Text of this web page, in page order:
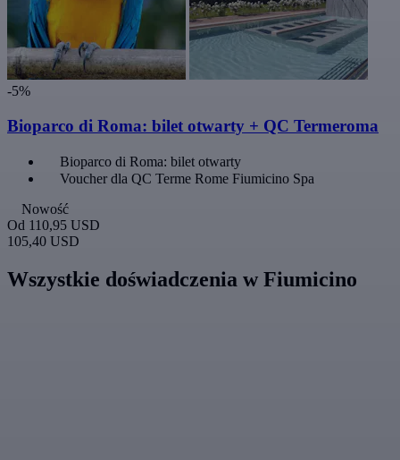
-5%
Bioparco di Roma: bilet otwarty + QC Termeroma
Bioparco di Roma: bilet otwarty
Voucher dla QC Terme Rome Fiumicino Spa
Nowość
Od 110,95 USD
105,40 USD
Wszystkie doświadczenia w Fiumicino